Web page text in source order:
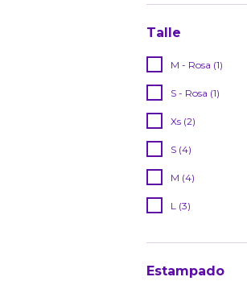
Talle
M - Rosa (1)
S - Rosa (1)
Xs (2)
S (4)
M (4)
L (3)
Estampado